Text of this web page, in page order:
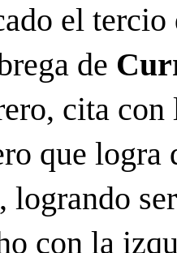
el tercio
de
cita con
que logra
logrando
con la